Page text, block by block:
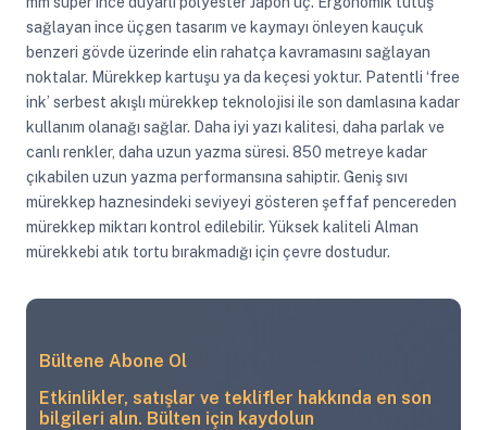
sağlayan ince üçgen tasarım ve kaymayı önleyen kauçuk
benzeri gövde üzerinde elin rahatça kavramasını sağlayan
noktalar. Mürekkep kartuşu ya da keçesi yoktur. Patentli ‘free
ink’ serbest akışlı mürekkep teknolojisi ile son damlasına kadar
kullanım olanağı sağlar. Daha iyi yazı kalitesi, daha parlak ve
canlı renkler, daha uzun yazma süresi. 850 metreye kadar
çıkabilen uzun yazma performansına sahiptir. Geniş sıvı
mürekkep haznesindeki seviyeyi gösteren şeffaf pencereden
mürekkep miktarı kontrol edilebilir. Yüksek kaliteli Alman
mürekkebi atık tortu bırakmadığı için çevre dostudur.
Bültene Abone Ol
Etkinlikler, satışlar ve teklifler hakkında en son
bilgileri alın. Bülten için kaydolun